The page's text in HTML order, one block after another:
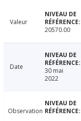
Valeur
20570.00
Date
30 mai
2022
Observation